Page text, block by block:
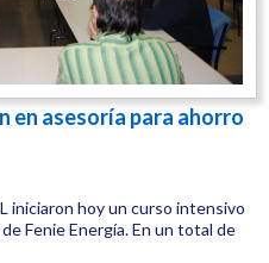
en asesoría para ahorro
iniciaron hoy un curso intensivo
Fenie Energía. En un total de